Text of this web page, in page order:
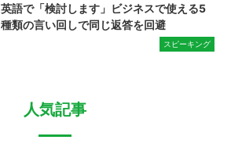
英語で「検討します」ビジネスで使える5
種類の言い回しで同じ返答を回避
スピーキング
人気記事